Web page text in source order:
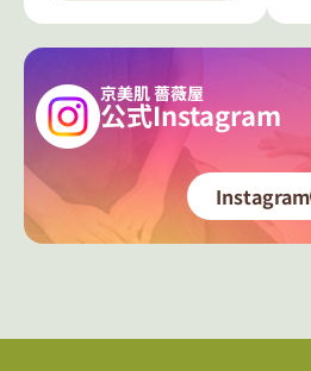
京美肌 薔薇屋
公式Instagram
Instagram